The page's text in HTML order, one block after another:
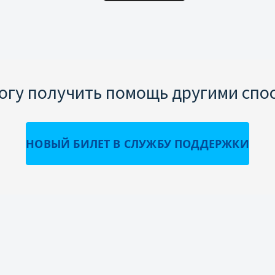
получить помощь другими
НОВЫЙ БИЛЕТ В СЛУЖБУ ПОДДЕРЖКИ